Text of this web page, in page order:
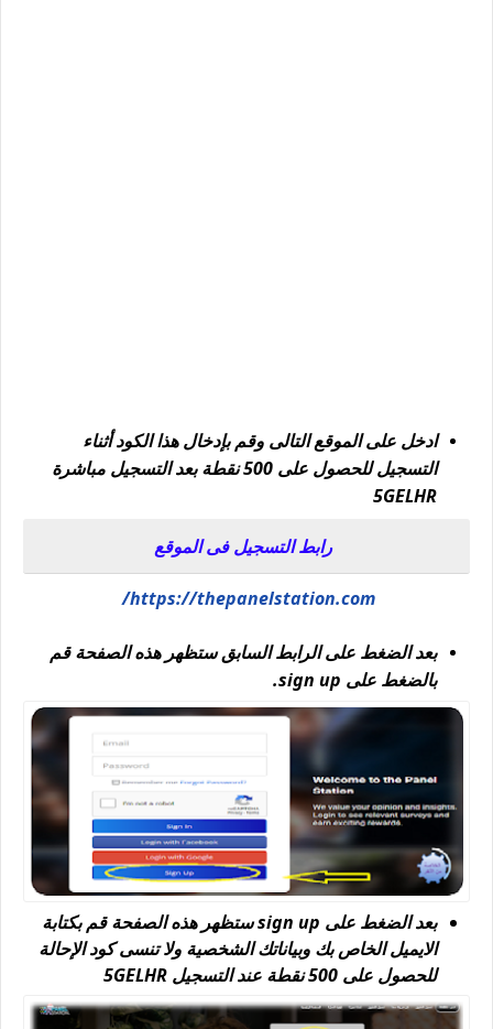
ادخل على الموقع التالى وقم بإدخال هذا الكود أثناء
التسجيل للحصول على 500 نقطة بعد التسجيل مباشرة
5GELHR
رابط التسجيل فى الموقع
بعد الضغط على الرابط السابق ستظهر هذه الصفحة قم
بالضغط على sign up.
بعد الضغط على sign up ستظهر هذه الصفحة قم بكتابة
الايميل الخاص بك وبياناتك الشخصية ولا تنسى كود الإحالة
للحصول على 500 نقطة عند التسجيل 5GELHR